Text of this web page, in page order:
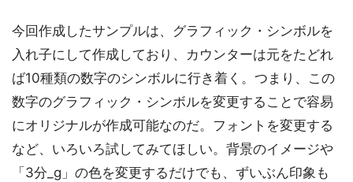
今回作成したサンプルは、グラフィック・シンボルを
入れ子にして作成しており、カウンターは元をたどれ
ば10種類の数字のシンボルに行き着く。つまり、この
数字のグラフィック・シンボルを変更することで容易
にオリジナルが作成可能なのだ。フォントを変更する
など、いろいろ試してみてほしい。背景のイメージや
「3分_g」の色を変更するだけでも、ずいぶん印象も